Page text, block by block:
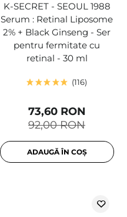
K-SECRET - SEOUL 1988
Serum : Retinal Liposome
2% + Black Ginseng - Ser
pentru fermitate cu
retinal - 30 ml
116
92,00 RON
73,60 RON
ADAUGĂ ÎN COȘ